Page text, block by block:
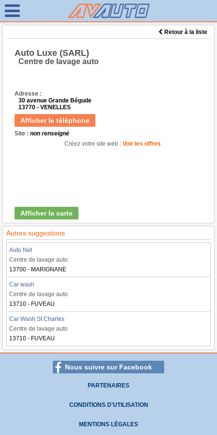
Retour à la liste
Auto Luxe (SARL)
Centre de lavage auto
Adresse :
30 avenue Grande Bégude
13770 - VENELLES
Afficher le téléphone
Site : non renseigné
Créez votre site web : Voir les offres
Afficher la carte
Autres suggestions
Auto Net
Centre de lavage auto
13700 - MARIGNANE
Car wash
Centre de lavage auto
13710 - FUVEAU
Car Wash St Charles
Centre de lavage auto
13710 - FUVEAU
Nous suivre sur Facebook
PARTENAIRES
CONDITIONS D'UTILISATION
MENTIONS LÉGALES